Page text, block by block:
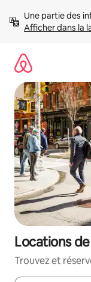
directement
Afficher dans la
Locations
Trouvez et